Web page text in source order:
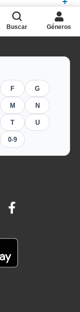
F G
M N
T U
0-9
Buscar Géneros